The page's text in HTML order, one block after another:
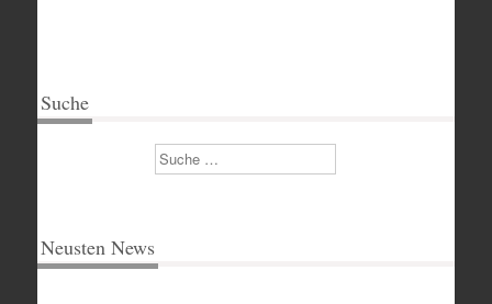
Suche
Suchen
Neusten News